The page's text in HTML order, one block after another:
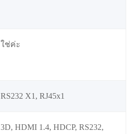
ใช่ค่ะ
RS232 X1, RJ45x1
3D, HDMI 1.4, HDCP, RS232,